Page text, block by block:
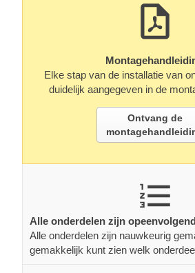
Elke stap van de installatie van
duidelijk aangegeven in de
Ontvang de
Alle onderdelen zijn
Alle onderdelen zijn nauwkeurig
gemakkelijk kunt zien welk